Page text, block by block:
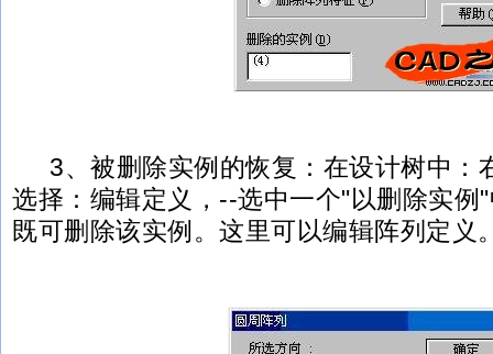
3、被删除实例的恢复：在设计树中：
选择：编辑定义，--选中一个"以删除实例
既可删除该实例。这里可以编辑阵列定